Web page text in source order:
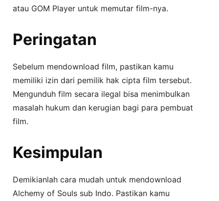
atau GOM Player untuk memutar film-nya.
Peringatan
Sebelum mendownload film, pastikan kamu
memiliki izin dari pemilik hak cipta film tersebut.
Mengunduh film secara ilegal bisa menimbulkan
masalah hukum dan kerugian bagi para pembuat
film.
Kesimpulan
Demikianlah cara mudah untuk mendownload
Alchemy of Souls sub Indo. Pastikan kamu